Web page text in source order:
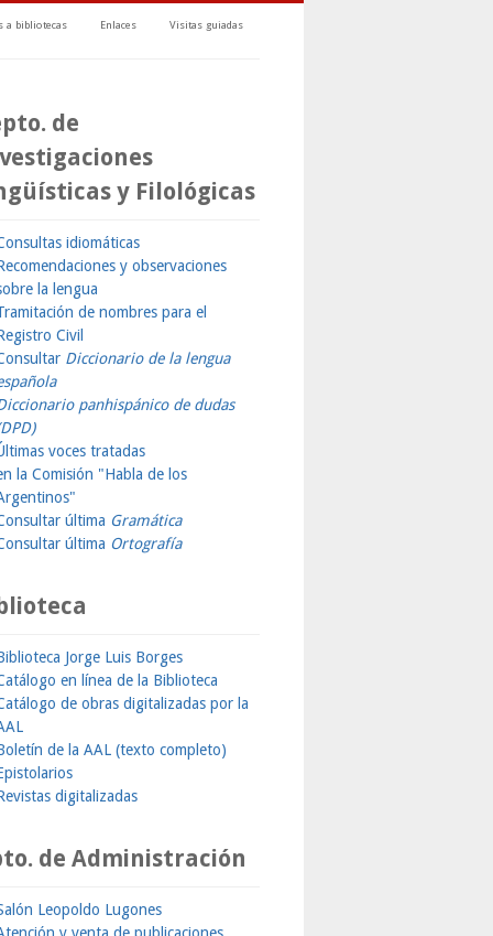
a bibliotecas Enlaces Visitas guiadas
de
y Filológicas
idiomáticas
y observaciones
la lengua
de nombres para el
Civil
Diccionario de la lengua
panhispánico de dudas
voces tratadas
la Comisión "Habla de los
última Gramática
última Ortografía
Jorge Luis Borges
en línea de la Biblioteca
de obras digitalizadas por la
de la AAL (texto completo)
digitalizadas
de Administración
Leopoldo Lugones
y venta de publicaciones